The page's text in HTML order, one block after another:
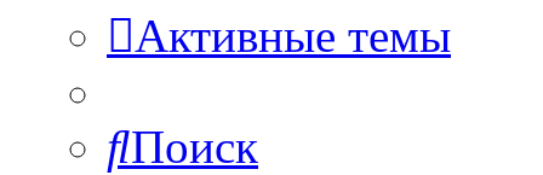
Активные темы
Поиск